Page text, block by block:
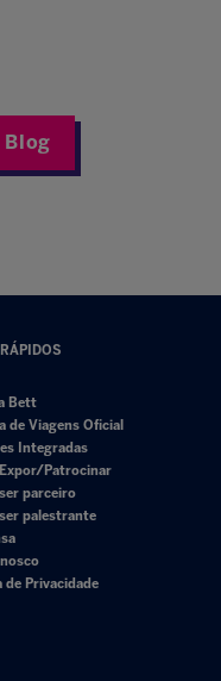
Bett
de Viagens Oficial
Integradas
Patrocinar
parceiro
palestrante
de Privacidade